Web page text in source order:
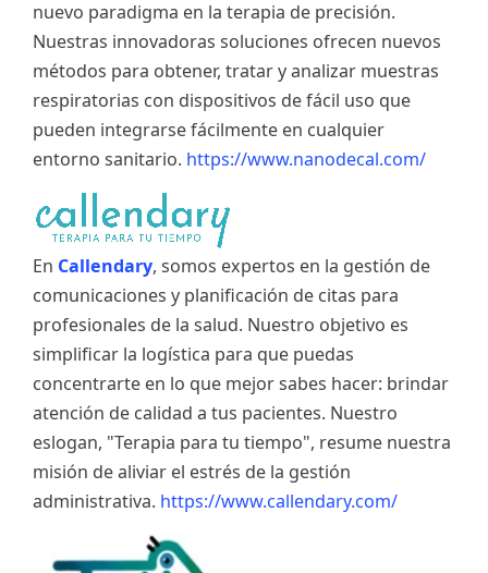
nuevo paradigma en la terapia de precisión.
Nuestras innovadoras soluciones ofrecen nuevos
métodos para obtener, tratar y analizar muestras
respiratorias con dispositivos de fácil uso que
pueden integrarse fácilmente en cualquier
entorno sanitario. https://www.nanodecal.com/
En Callendary, somos expertos en la gestión de
comunicaciones y planificación de citas para
profesionales de la salud. Nuestro objetivo es
simplificar la logística para que puedas
concentrarte en lo que mejor sabes hacer: brindar
atención de calidad a tus pacientes. Nuestro
eslogan, "Terapia para tu tiempo", resume nuestra
misión de aliviar el estrés de la gestión
administrativa. https://www.callendary.com/